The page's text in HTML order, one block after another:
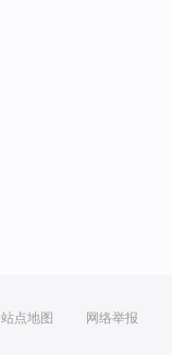
站点地图 网络举报